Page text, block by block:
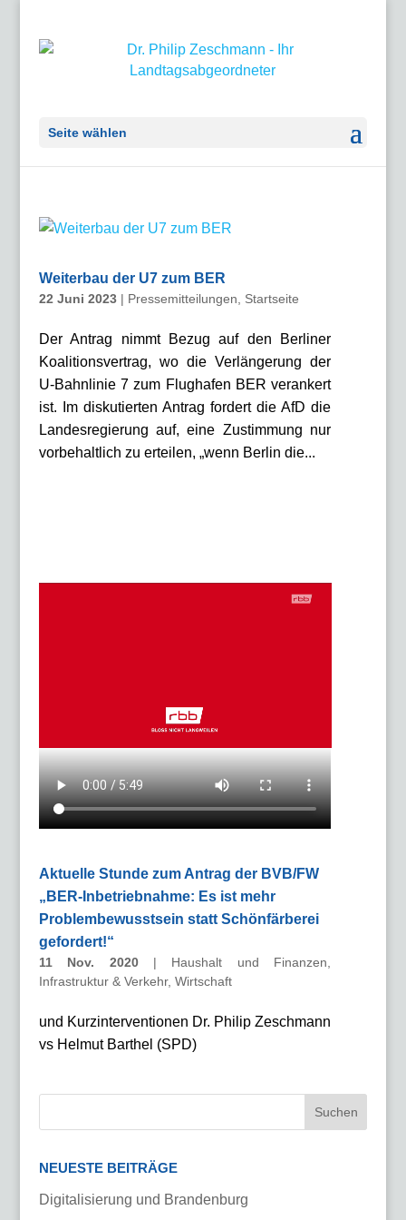
Seite wählen
Weiterbau der U7 zum BER
22 Juni 2023| Pressemitteilungen Startseite
Der Antrag nimmt Bezug auf den Berliner
Koalitionsvertrag, wo die Verlängerung der
U-Bahnlinie 7 zum Flughafen BER verankert
ist. Im diskutierten Antrag fordert die AfD die
Landesregierung auf, eine Zustimmung nur
vorbehaltlich zu erteilen, „wenn Berlin die...
Aktuelle Stunde zum Antrag der BVB/FW
„BER-Inbetriebnahme: Es ist mehr
Problembewusstsein statt Schönfärberei
gefordert!“
11 Nov. 2020| Haushalt und Finanzen
Infrastruktur & Verkehr, Wirtschaft
und Kurzinterventionen Dr. Philip Zeschmann
vs Helmut Barthel (SPD)
NEUESTE BEITRÄGE
Digitalisierung und Brandenburg